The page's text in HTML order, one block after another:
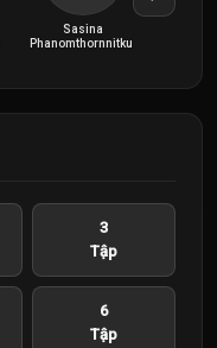
Sasina
Phanomthornnitkul
3
Tập
6
Tập